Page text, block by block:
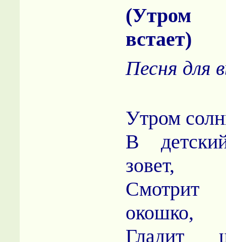
(Утром
встает)
Песня для
Утром
В
зовет,
окошко,
Гладит